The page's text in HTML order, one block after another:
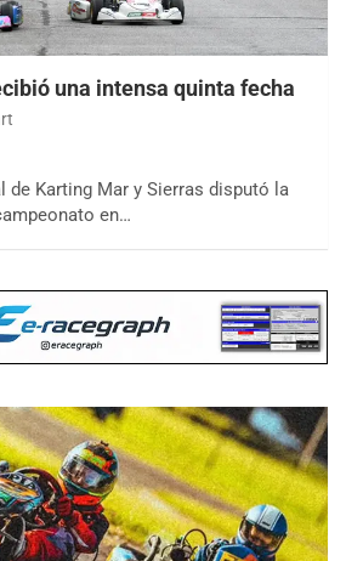
una intensa quinta fecha
de Karting Mar y Sierras disputó la
en…